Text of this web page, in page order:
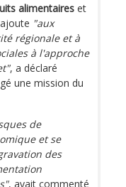
alimentaires et
"aux
régionale et à
à l'approche
, a déclaré
une mission du
de
et se
des
, avait commenté